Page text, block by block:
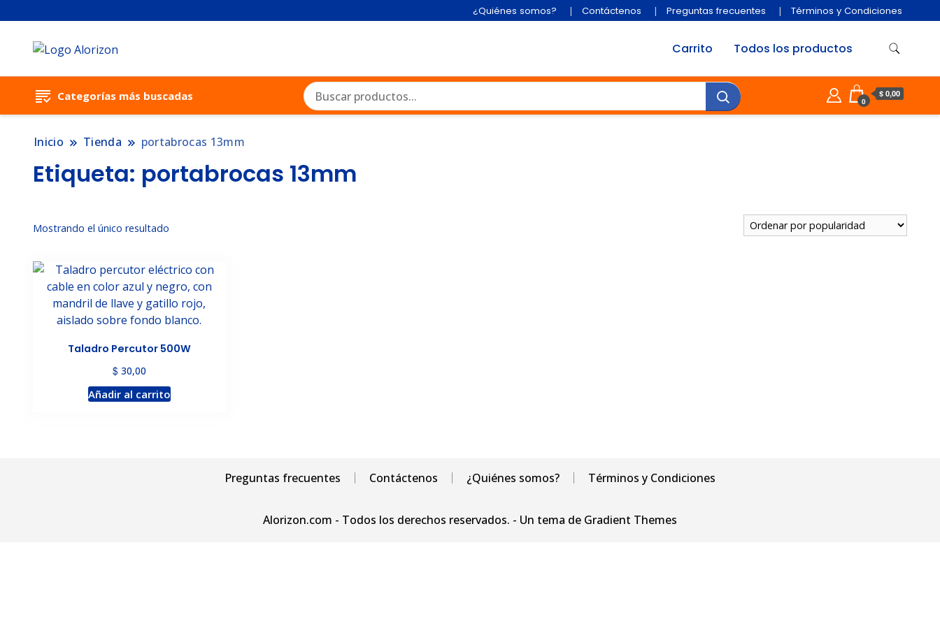
¿Quiénes somos? Contáctenos Preguntas frecuentes Términos y Condiciones
Carrito Todos los productos
Categorías más buscadas 0
$ 0,00
Inicio Tienda portabrocas 13mm
Etiqueta: portabrocas 13mm
Mostrando el único resultado
Taladro Percutor 500W
$ 30,00
Añadir al carrito
Preguntas frecuentes Contáctenos ¿Quiénes somos? Términos y Condiciones
Alorizon.com - Todos los derechos reservados. - Un tema de Gradient Themes